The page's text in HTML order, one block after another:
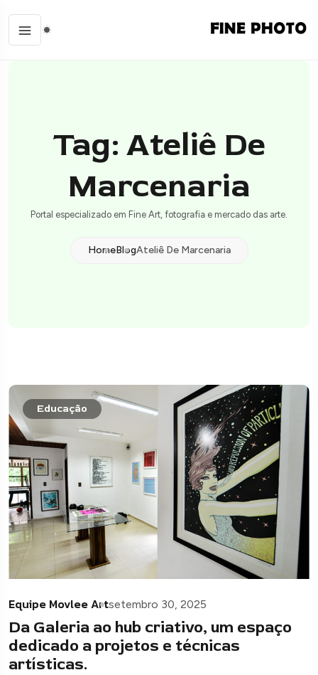
Tag: Ateliê De
Marcenaria
Portal especializado em Fine Art, fotografia e mercado das arte.
HomeBlogAteliê De Marcenaria
Educação
Equipe Movlee Artsetembro 30, 2025
Da Galeria ao hub criativo, um espaço
dedicado a projetos e técnicas
artísticas.